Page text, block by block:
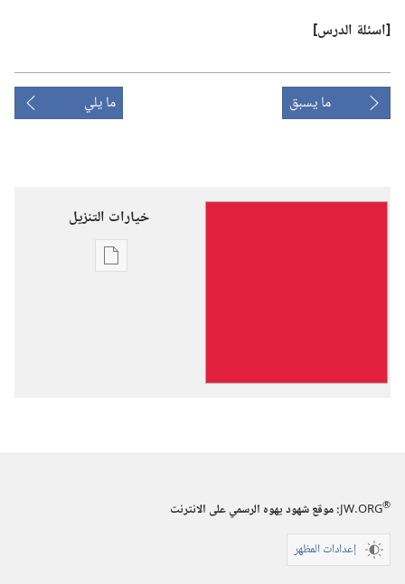
‏[اسئلة الدرس]‏
ما يسبق ما يلي
خيارات التنزيل
خيارات
JW.ORG®
:‏ موقع شهود يهوه الرسمي على الانترنت
إعدادات المظهر